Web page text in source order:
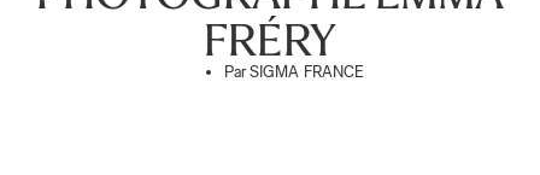
FRÉRY
ParSIGMA FRANCE